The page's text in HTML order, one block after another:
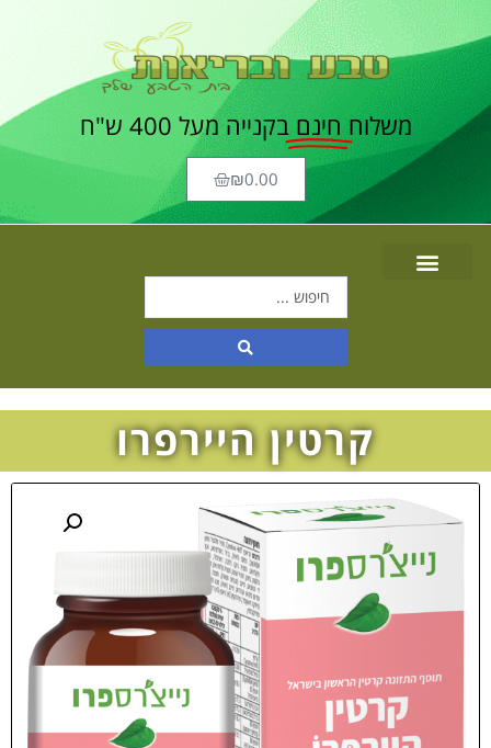
משלוח חינם בקנייה מעל 400 ש"ח
₪0.00
קרטין היירפרו